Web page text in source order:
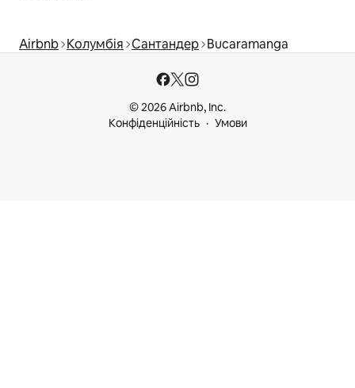
Airbnb Колумбія Сантандер Bucaramanga
© 2026 Airbnb, Inc.
Конфіденційність
Умови